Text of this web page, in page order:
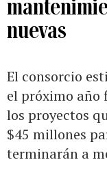
nuevas
El consorcio
el próximo año
los proyectos
$45 millones
terminarán a